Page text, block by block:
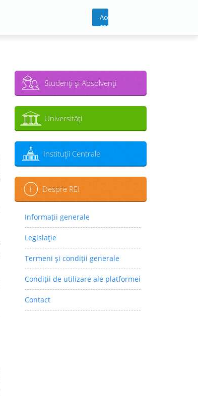
Acces
cont
Studenţi şi Absolvenţi
Universităţi
Instituţii Centrale
Despre REI
Informații generale
Legislaţie
Termeni şi condiţii generale
Condiții de utilizare ale platformei
Contact